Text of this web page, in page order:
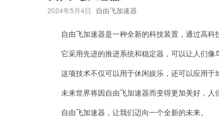
2024年5月4日 自由飞加速器
自由飞加速器是一种全新的科技装置，通过高科
它采用先进的推进系统和稳定器，可以让人们像
这项技术不仅可以用于休闲娱乐，还可以应用于
未来世界将因自由飞加速器而变得更加美好，人
自由飞加速器，让我们迈向一个全新的未来。